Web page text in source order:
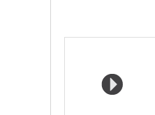
Médias